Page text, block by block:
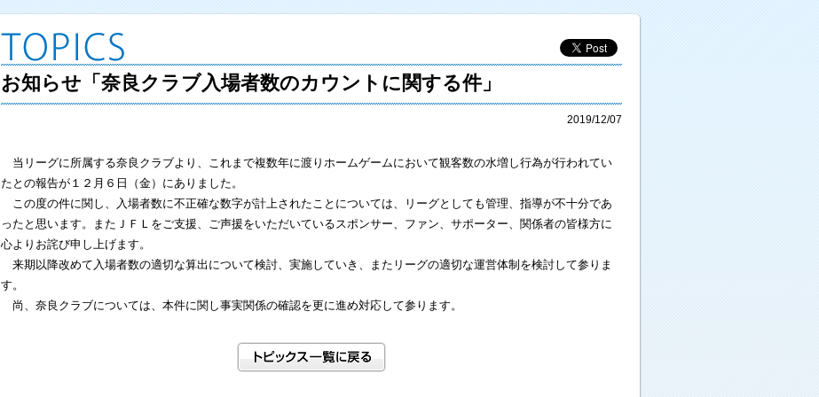
お知らせ「奈良クラブ入場者数のカウントに関する件」
2019/12/07
当リーグに所属する奈良クラブより、これまで複数年に渡りホームゲームにおいて観客数の水増し行為が行われてい
たとの報告が１２月６日（金）にありました。
この度の件に関し、入場者数に不正確な数字が計上されたことについては、リーグとしても管理、指導が不十分であ
ったと思います。またＪＦＬをご支援、ご声援をいただいているスポンサー、ファン、サポーター、関係者の皆様方に
心よりお詫び申し上げます。
来期以降改めて入場者数の適切な算出について検討、実施していき、またリーグの適切な運営体制を検討して参りま
す。
尚、奈良クラブについては、本件に関し事実関係の確認を更に進め対応して参ります。